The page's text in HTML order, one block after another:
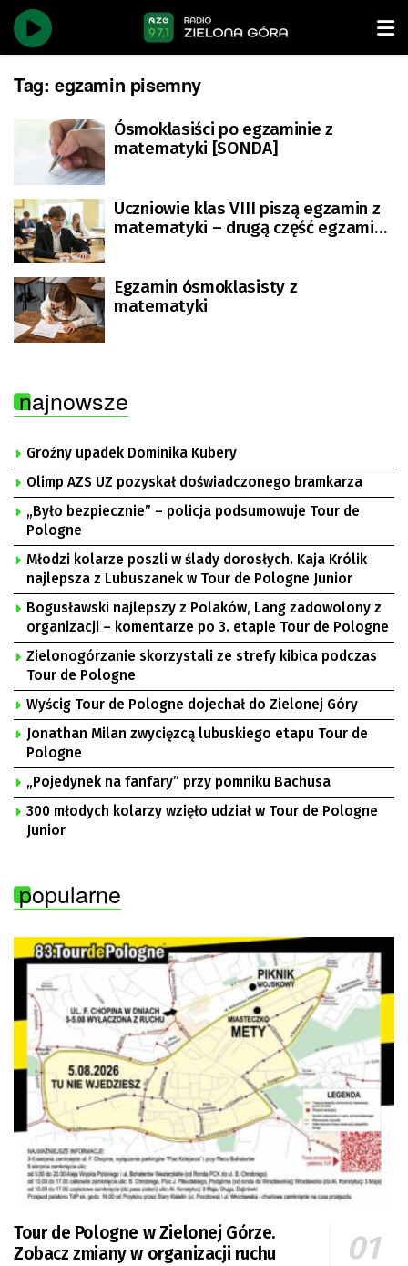
Tag: egzamin pisemny
Ósmoklasiści po egzaminie z
matematyki [SONDA]
Uczniowie klas VIII piszą egzamin z
matematyki – drugą część egzaminu
Egzamin ósmoklasisty z
matematyki
najnowsze
Groźny upadek Dominika Kubery
Olimp AZS UZ pozyskał doświadczonego bramkarza
„Było bezpiecznie” – policja podsumowuje Tour de
Pologne
Młodzi kolarze poszli w ślady dorosłych. Kaja Królik
najlepsza z Lubuszanek w Tour de Pologne Junior
Bogusławski najlepszy z Polaków, Lang zadowolony z
organizacji – komentarze po 3. etapie Tour de Pologne
Zielonogórzanie skorzystali ze strefy kibica podczas
Tour de Pologne
Wyścig Tour de Pologne dojechał do Zielonej Góry
Jonathan Milan zwycięzcą lubuskiego etapu Tour de
Pologne
„Pojedynek na fanfary” przy pomniku Bachusa
300 młodych kolarzy wzięło udział w Tour de Pologne
Junior
popularne
Tour de Pologne w Zielonej Górze.
Zobacz zmiany w organizacji ruchu